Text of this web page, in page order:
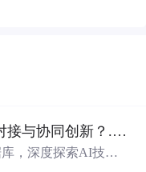
园区如何推动科技资源精准对接与协同创新？.docx
，深度探索AI技术